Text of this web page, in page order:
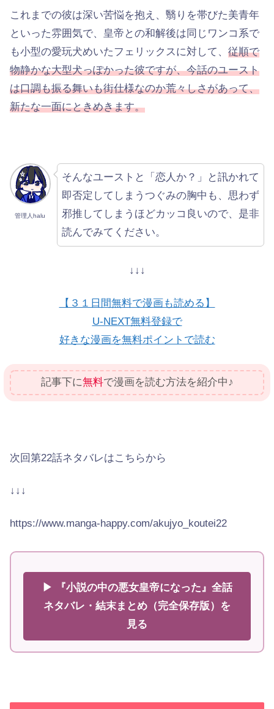
これまでの彼は深い苦悩を抱え、翳りを帯びた美青年
といった雰囲気で、皇帝との和解後は同じワンコ系で
も小型の愛玩犬めいたフェリックスに対して、 従順で
物静かな大型犬っぽかった彼ですが、今話のユースト
は口調も振る舞いも街仕様なのか荒々しさがあって、
新たな一面にときめきます。
管理人halu
そんなユーストと「恋人か？」と訊かれて
即否定してしまうつぐみの胸中も、思わず
邪推してしまうほどカッコ良いので、是非
読んでみてください。
↓↓↓
【３１日間無料で漫画も読める】
U-NEXT無料登録で
好きな漫画を無料ポイントで読む
記事下に無料で漫画を読む方法を紹介中♪
次回第22話ネタバレはこちらから
↓↓↓
https://www.manga-happy.com/akujyo_koutei22
▶ 『小説の中の悪女皇帝になった』全話
ネタバレ・結末まとめ（完全保存版）を
見る